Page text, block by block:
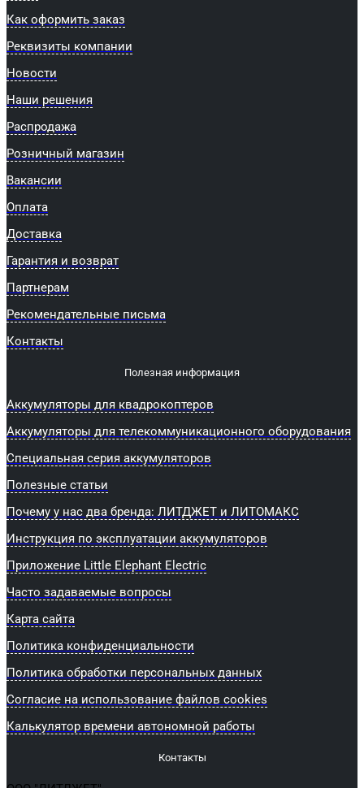
Как оформить заказ
Реквизиты компании
Новости
Наши решения
Распродажа
Розничный магазин
Вакансии
Оплата
Доставка
Гарантия и возврат
Партнерам
Рекомендательные письма
Контакты
Полезная информация
Аккумуляторы для квадрокоптеров
Аккумуляторы для телекоммуникационного оборудования
Специальная серия аккумуляторов
Полезные статьи
Почему у нас два бренда: ЛИТДЖЕТ и ЛИТОМАКС
Инструкция по эксплуатации аккумуляторов
Приложение Little Elephant Electric
Часто задаваемые вопросы
Карта сайта
Политика конфиденциальности
Политика обработки персональных данных
Согласие на использование файлов cookies
Калькулятор времени автономной работы
Контакты